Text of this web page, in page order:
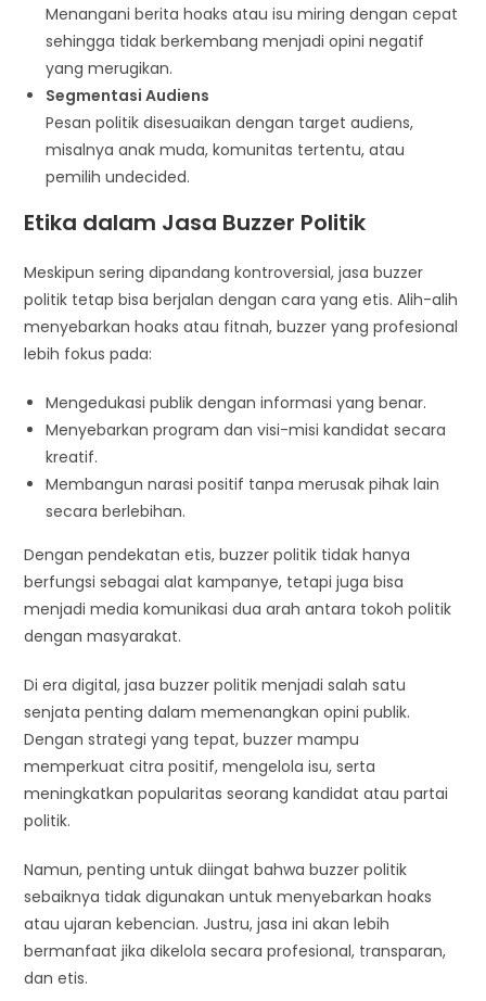
Menangani berita hoaks atau isu miring dengan cepat
sehingga tidak berkembang menjadi opini negatif
yang merugikan.
Segmentasi Audiens
Pesan politik disesuaikan dengan target audiens,
misalnya anak muda, komunitas tertentu, atau
pemilih undecided.
Etika dalam Jasa Buzzer Politik
Meskipun sering dipandang kontroversial, jasa buzzer
politik tetap bisa berjalan dengan cara yang etis. Alih-alih
menyebarkan hoaks atau fitnah, buzzer yang profesional
lebih fokus pada:
Mengedukasi publik dengan informasi yang benar.
Menyebarkan program dan visi-misi kandidat secara
kreatif.
Membangun narasi positif tanpa merusak pihak lain
secara berlebihan.
Dengan pendekatan etis, buzzer politik tidak hanya
berfungsi sebagai alat kampanye, tetapi juga bisa
menjadi media komunikasi dua arah antara tokoh politik
dengan masyarakat.
Di era digital, jasa buzzer politik menjadi salah satu
senjata penting dalam memenangkan opini publik.
Dengan strategi yang tepat, buzzer mampu
memperkuat citra positif, mengelola isu, serta
meningkatkan popularitas seorang kandidat atau partai
politik.
Namun, penting untuk diingat bahwa buzzer politik
sebaiknya tidak digunakan untuk menyebarkan hoaks
atau ujaran kebencian. Justru, jasa ini akan lebih
bermanfaat jika dikelola secara profesional, transparan,
dan etis.